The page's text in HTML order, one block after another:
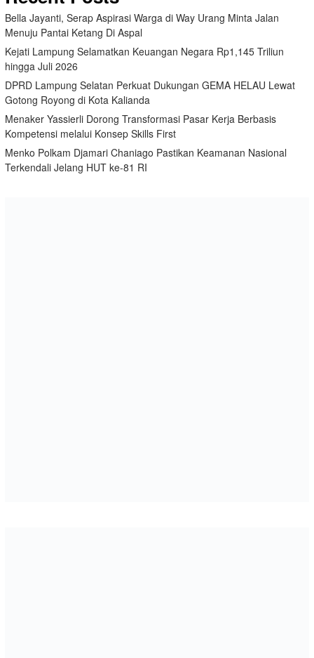
Bella Jayanti, Serap Aspirasi Warga di Way Urang Minta Jalan
Menuju Pantai Ketang Di Aspal
Kejati Lampung Selamatkan Keuangan Negara Rp1,145 Triliun
hingga Juli 2026
DPRD Lampung Selatan Perkuat Dukungan GEMA HELAU Lewat
Gotong Royong di Kota Kalianda
Menaker Yassierli Dorong Transformasi Pasar Kerja Berbasis
Kompetensi melalui Konsep Skills First
Menko Polkam Djamari Chaniago Pastikan Keamanan Nasional
Terkendali Jelang HUT ke-81 RI